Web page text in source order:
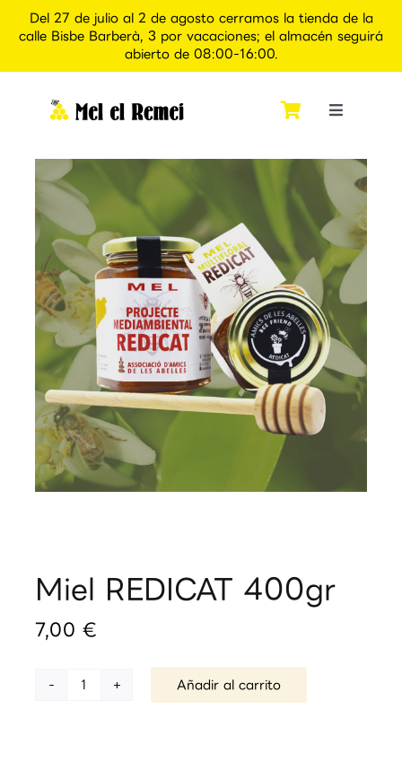
Del 27 de julio al 2 de agosto cerramos la tienda de la
calle Bisbe Barberà, 3 por vacaciones; el almacén seguirá
abierto de 08:00-16:00.
contenido
Toggle
Inicio
Quiénes somos
Tienda
Apiexperience Alcover
Contacto
Miel REDICAT 400gr
7,00 €
Miel
Añadir al carrito